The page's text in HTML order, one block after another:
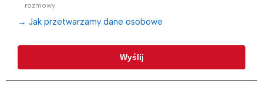
rozmowy.
→ Jak przetwarzamy dane osobowe